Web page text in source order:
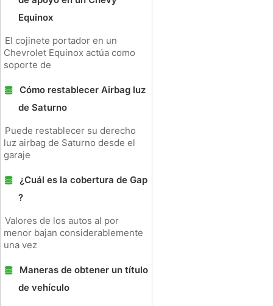
Equinox
El cojinete portador en un
Chevrolet Equinox actúa como
soporte de
Cómo restablecer Airbag luz
de Saturno
Puede restablecer su derecho
luz airbag de Saturno desde el
garaje
¿Cuál es la cobertura de Gap
?
Valores de los autos al por
menor bajan considerablemente
una vez
Maneras de obtener un título
de vehículo